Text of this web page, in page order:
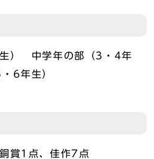
） 中学年の部（3・4年
6年生）
賞1点、佳作7点